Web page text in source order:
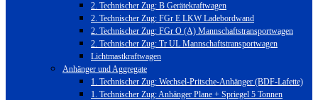
2. Technischer Zug: B Gerätekraftwagen
2. Technischer Zug: FGr E LKW Ladebordwand
2. Technischer Zug: FGr O (A) Mannschaftstransportwagen
2. Technischer Zug: Tr UL Mannschaftstransportwagen
Lichtmastkraftwagen
Anhänger und Aggregate
1. Technischer Zug: Wechsel-Pritsche-Anhänger (BDF-Lafette)
1. Technischer Zug: Anhänger Plane + Spriegel 5 Tonnen